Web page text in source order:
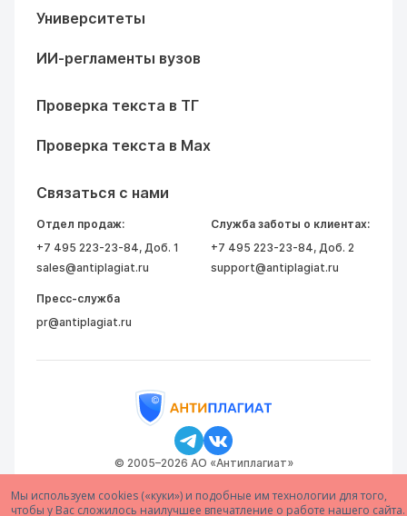
Мы используем cookies («куки») и подобные им технологии для того,
чтобы у Вас сложилось наилучшее впечатление о работе нашего сайта.
Университеты
ИИ-регламенты вузов
Проверка текста в ТГ
Проверка текста в Max
Связаться с нами
Отдел продаж:
+7 495 223-23-84, Доб. 1
sales@antiplagiat.ru
Служба заботы о клиентах:
+7 495 223-23-84, Доб. 2
support@antiplagiat.ru
Пресс-служба
pr@antiplagiat.ru
© 2005–2026 АО «Антиплагиат»